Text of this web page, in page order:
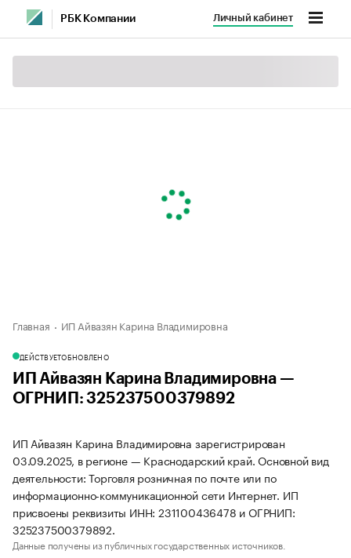
РБК Компании Личный кабинет
Главная ИП Айвазян Карина Владимировна
ДЕЙСТВУЕТОБНОВЛЕНО
ИП Айвазян Карина Владимировна —
ОГРНИП: 325237500379892
ИП Айвазян Карина Владимировна зарегистрирован
03.09.2025, в регионе — Краснодарский край. Основной вид
деятельности: Торговля розничная по почте или по
информационно-коммуникационной сети Интернет. ИП
присвоены реквизиты ИНН: 231100436478 и ОГРНИП:
325237500379892.
Данные получены из публичных государственных источников.